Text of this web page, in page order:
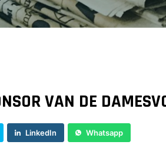
JO8-4JM
JO8-5JM
JO9-5
JO10-1
JO10-2 JM
VAN DE
LinkedIn Whatsapp